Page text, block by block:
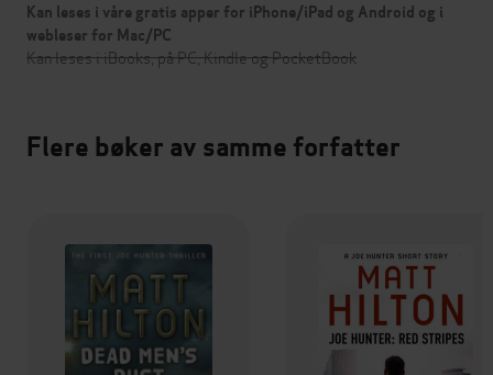
Kan leses i våre gratis apper for iPhone/iPad og Android og i
webleser for Mac/PC
Kan leses i iBooks, på PC, Kindle og PocketBook
Flere bøker av samme forfatter